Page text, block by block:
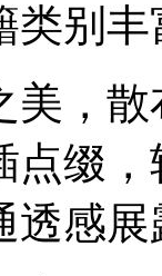
类别
美，
点缀
透感